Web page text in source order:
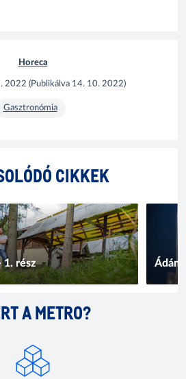
Horeca
2022 (Publikálva 14. 10. 2022)
Gasztronómia
CIKKEK
rész Ádám
A METRO?